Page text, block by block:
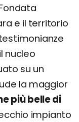
e il territorio
nucleo
su un
la maggior
più belle di
impianto